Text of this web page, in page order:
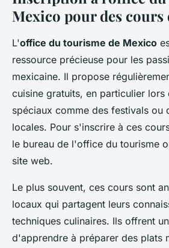
Mexico pour des cours
L'office du tourisme de Mexico
ressource précieuse pour les
mexicaine. Il propose
cuisine gratuits, en particulier lors
spéciaux comme des festivals ou
locales. Pour s'inscrire à ces
le bureau de l'office du tourisme
site web.
Le plus souvent, ces cours sont
locaux qui partagent leurs
techniques culinaires. Ils offrent
d'apprendre à préparer des plats